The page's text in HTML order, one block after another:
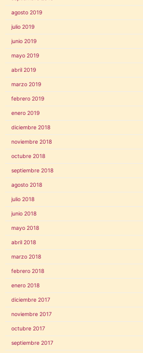
agosto 2019
julio 2019
junio 2019
mayo 2019
abril 2019
marzo 2019
febrero 2019
enero 2019
diciembre 2018
noviembre 2018
octubre 2018
septiembre 2018
agosto 2018
julio 2018
junio 2018
mayo 2018
abril 2018
marzo 2018
febrero 2018
enero 2018
diciembre 2017
noviembre 2017
octubre 2017
septiembre 2017